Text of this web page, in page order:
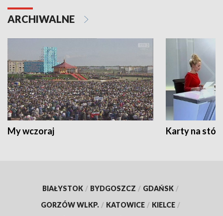
ARCHIWALNE
My wczoraj Karty na
BIAŁYSTOK / BYDGOSZCZ / GDAŃSK /
GORZÓW WLKP. / KATOWICE / KIELCE /